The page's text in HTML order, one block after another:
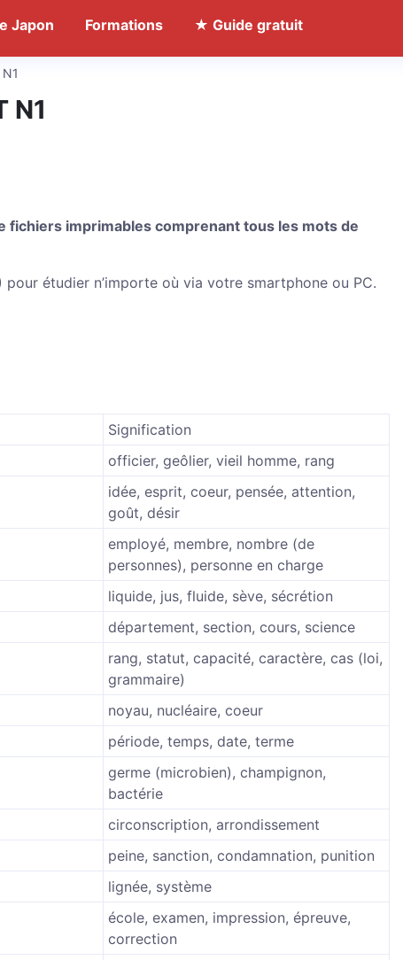
N1
fichiers imprimables comprenant tous les mots de
pour étudier n’importe où via votre smartphone ou PC.
Signification
officier, geôlier, vieil homme, rang
idée, esprit, coeur, pensée, attention,
goût, désir
employé, membre, nombre (de
personnes), personne en charge
liquide, jus, fluide, sève, sécrétion
département, section, cours, science
rang, statut, capacité, caractère, cas (loi,
grammaire)
noyau, nucléaire, coeur
période, temps, date, terme
germe (microbien), champignon,
bactérie
circonscription, arrondissement
peine, sanction, condamnation, punition
lignée, système
école, examen, impression, épreuve,
correction
Japon Formations ★ Guide gratuit